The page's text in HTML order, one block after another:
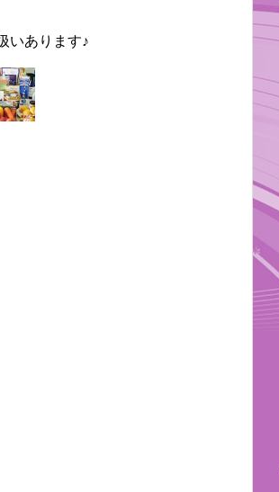
いあります♪